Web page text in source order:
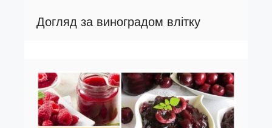
Догляд за виноградом влітку